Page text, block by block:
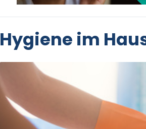
Hygiene im